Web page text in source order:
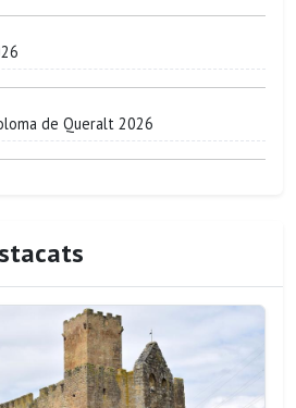
de Queralt 2026